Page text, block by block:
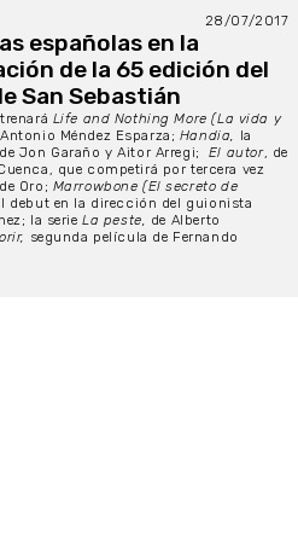
28/07/2017
españolas en la
de la 65 edición del
San Sebastián
Life and Nothing More (La vida y
Méndez Esparza; Handia, la
Jon Garaño y Aitor Arregi; El autor, de
que competirá por tercera vez
Oro; Marrowbone (El secreto de
debut en la dirección del guionista
la serieLa peste, de Alberto
segunda película de Fernando